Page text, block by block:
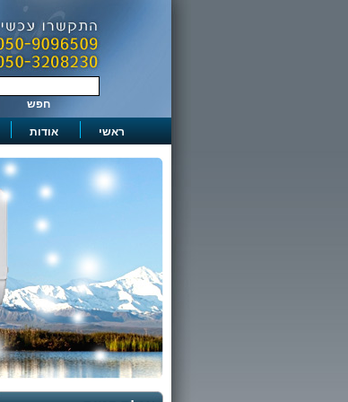
ראשי אודות